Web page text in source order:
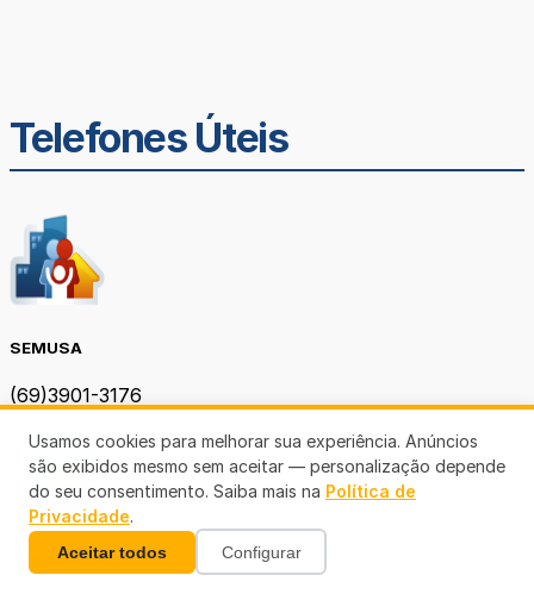
Telefones Úteis
SEMUSA
(69)3901-3176
SEMOB PVH
Usamos cookies para melhorar sua experiência. Anúncios
são exibidos mesmo sem aceitar — personalização depende
do seu consentimento. Saiba mais na Política de
Privacidade.
Aceitar todos Configurar